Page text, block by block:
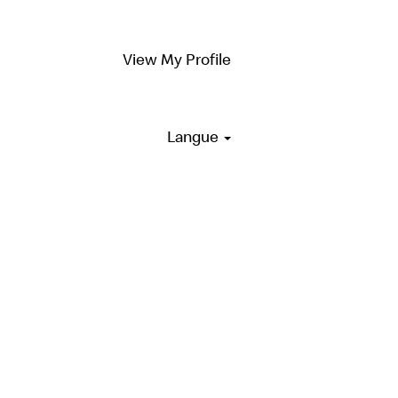
View My Profile
Langue